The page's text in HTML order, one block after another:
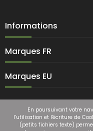
Informations
Marques FR
Marques EU
En poursuivant votre
l’utilisation et l'écriture de
(petits fichiers texte)